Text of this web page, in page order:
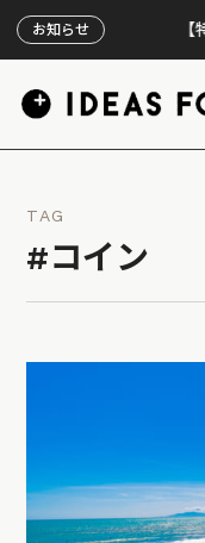
お知らせ 【特設
TAG
#コイン